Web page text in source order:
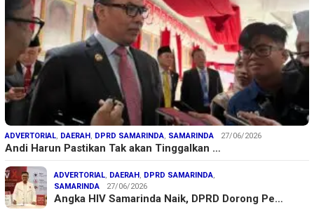
ADVERTORIAL, DAERAH , DPRD SAMARINDA, SAMARINDA 27/06/2026
Andi Harun Pastikan Tak akan Tinggalkan …
ADVERTORIAL, DAERAH , DPRD SAMARINDA,
SAMARINDA
27/06/2026
Angka HIV Samarinda Naik, DPRD Dorong Pe…